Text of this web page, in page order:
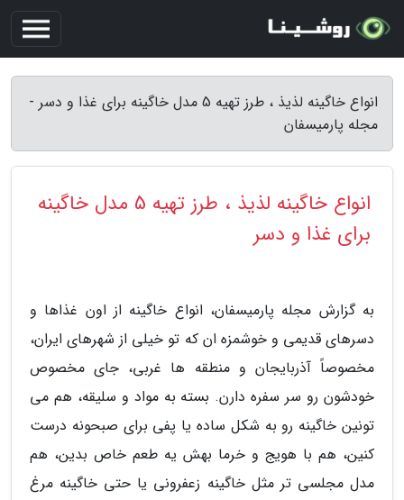
انواع خاگینه لذیذ ، طرز تهیه 5 مدل خاگینه برای غذا و دسر -
مجله پارمیسفان
انواع خاگینه لذیذ ، طرز تهیه 5 مدل خاگینه
برای غذا و دسر
به گزارش مجله پارمیسفان، انواع خاگینه از اون غذاها و
دسرهای قدیمی و خوشمزه ان که تو خیلی از شهرهای ایران،
مخصوصاً آذربایجان و منطقه ها غربی، جای مخصوص
خودشون رو سر سفره دارن. بسته به مواد و سلیقه، هم می
تونین خاگینه رو به شکل ساده یا پفی برای صبحونه درست
کنین، هم با هویج و خرما بهش یه طعم خاص بدین، هم
مدل مجلسی تر مثل خاگینه زعفرونی یا حتی خاگینه مرغ